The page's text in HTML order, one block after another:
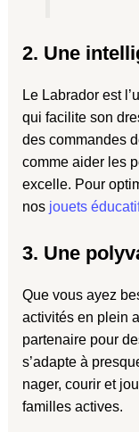
2. Une
Le Labrador est
qui facilite son
des commandes
comme aider les
excelle. Pour
nos jouets
3. Une
Que vous ayez
activités en plein
partenaire pour
s’adapte à
nager, courir et
familles actives.